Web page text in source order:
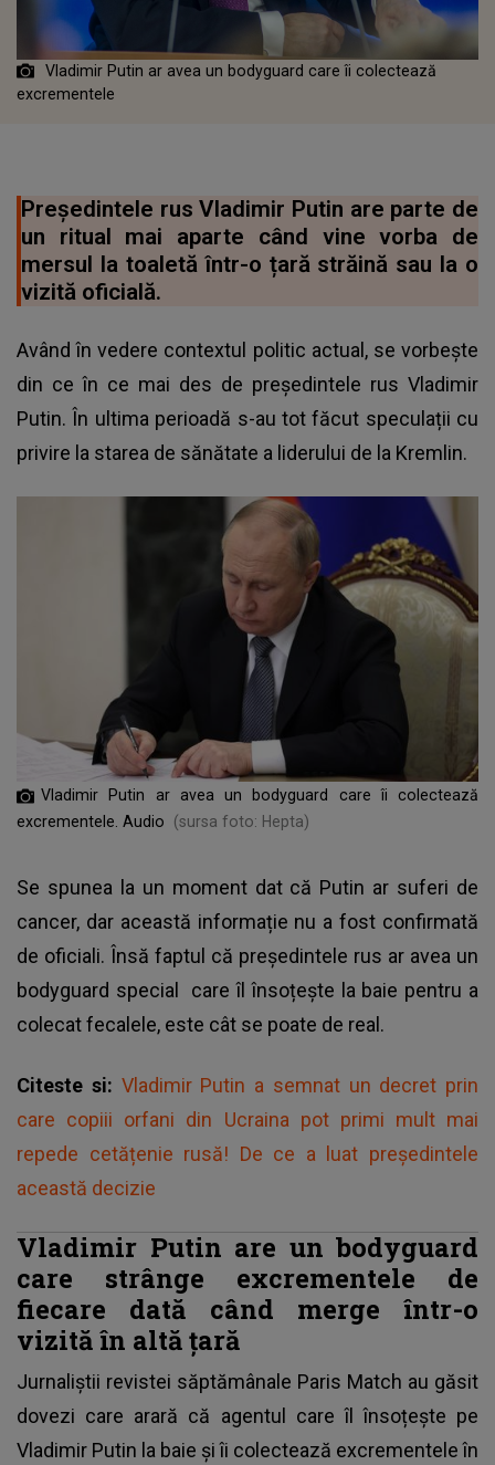
Vladimir Putin ar avea un bodyguard care îi colectează
excrementele
Președintele rus Vladimir Putin are parte de
un ritual mai aparte când vine vorba de
mersul la toaletă într-o țară străină sau la o
vizită oficială.
Având în vedere contextul politic actual, se vorbește
din ce în ce mai des de președintele rus Vladimir
Putin. În ultima perioadă s-au tot făcut speculații cu
privire la starea de sănătate a liderului de la Kremlin.
Vladimir Putin ar avea un bodyguard care îi colectează
excrementele. Audio
(sursa foto: Hepta)
Se spunea la un moment dat că Putin ar suferi de
cancer, dar această informație nu a fost confirmată
de oficiali. Însă faptul că președintele rus ar avea un
bodyguard special care îl însoțește la baie pentru a
colecat fecalele, este cât se poate de real.
Citeste si: Vladimir Putin a semnat un decret prin
care copiii orfani din Ucraina pot primi mult mai
repede cetățenie rusă! De ce a luat președintele
această decizie
Vladimir Putin are un bodyguard
care strânge excrementele de
fiecare dată când merge într-o
vizită în altă țară
Jurnaliștii revistei săptămânale Paris Match au găsit
dovezi care arară că agentul care îl însoțește pe
Vladimir Putin la baie și îi colectează excrementele în